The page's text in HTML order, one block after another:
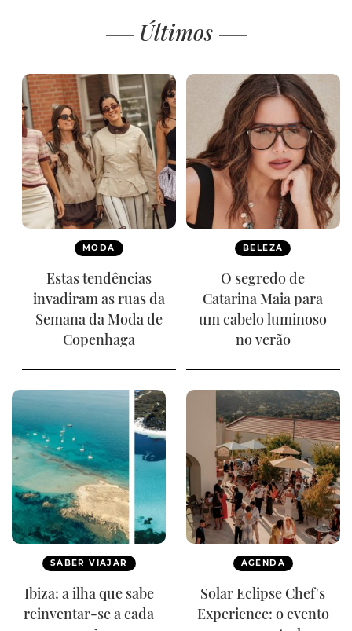
Últimos
MODA
Estas tendências
invadiram as ruas da
Semana da Moda de
Copenhaga
BELEZA
O segredo de
Catarina Maia para
um cabelo luminoso
no verão
SABER VIAJAR
Ibiza: a ilha que sabe
reinventar-se a cada
AGENDA
Solar Eclipse Chef's
Experience: o evento